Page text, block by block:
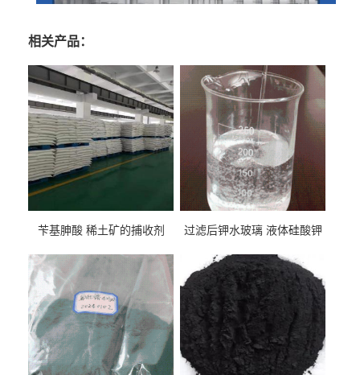
相关产品：
苄基胂酸 稀土矿的捕收剂 过滤后钾水玻璃 液体硅酸钾